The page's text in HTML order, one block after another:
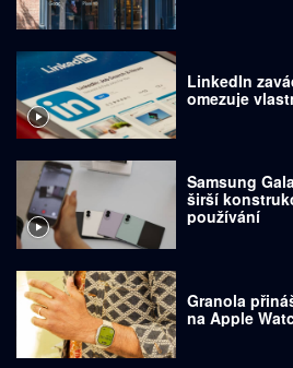
LinkedIn
omezuje
Samsung
širší
používání
Granola
na Apple